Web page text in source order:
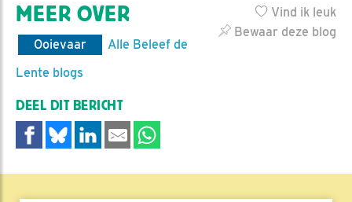
Vind ik leuk
Bewaar deze blog
MEER OVER
Ooievaar
Alle Beleef de
Lente blogs
DEEL DIT BERICHT